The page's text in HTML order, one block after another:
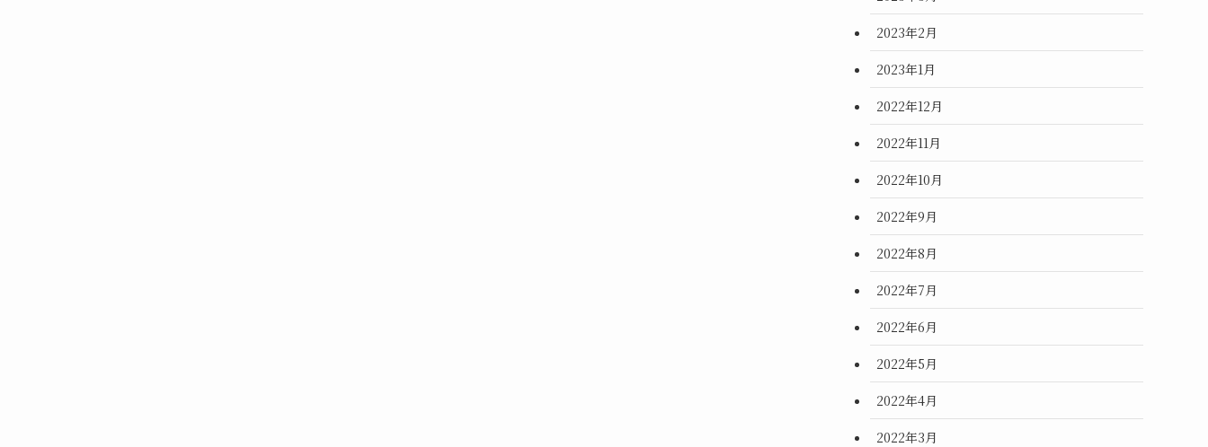
2023年2月
2023年1月
2022年12月
2022年11月
2022年10月
2022年9月
2022年8月
2022年7月
2022年6月
2022年5月
2022年4月
2022年3月